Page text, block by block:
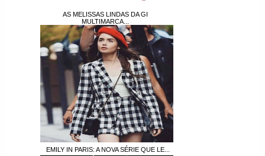
AS MELISSAS LINDAS DA GI
MULTIMARCA...
EMILY IN PARIS: A NOVA SÉRIE QUE LE...